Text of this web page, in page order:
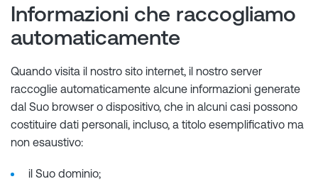
Informazioni che raccogliamo
automaticamente
Quando visita il nostro sito internet, il nostro server
raccoglie automaticamente alcune informazioni generate
dal Suo browser o dispositivo, che in alcuni casi possono
costituire dati personali, incluso, a titolo esemplificativo ma
non esaustivo:
il Suo dominio;